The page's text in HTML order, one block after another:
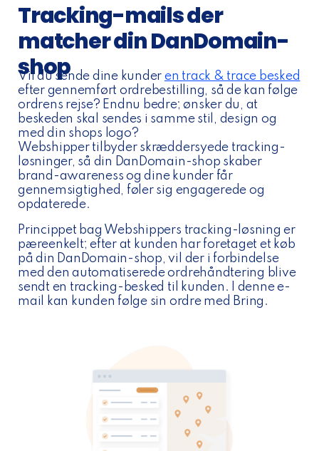
Tracking-mails der
matcher din DanDomain-
shop
Vil du sende dine kunder en track & trace besked
efter gennemført ordrebestilling, så de kan følge
ordrens rejse? Endnu bedre; ønsker du, at
beskeden skal sendes i samme stil, design og
med din shops logo?
Webshipper tilbyder skræddersyede tracking-
løsninger, så din DanDomain-shop skaber
brand-awareness og dine kunder får
gennemsigtighed, føler sig engagerede og
opdaterede.
Princippet bag Webshippers tracking-løsning er
pæreenkelt; efter at kunden har foretaget et køb
på din DanDomain-shop, vil der i forbindelse
med den automatiserede ordrehåndtering blive
sendt en tracking-besked til kunden. I denne e-
mail kan kunden følge sin ordre med Bring.